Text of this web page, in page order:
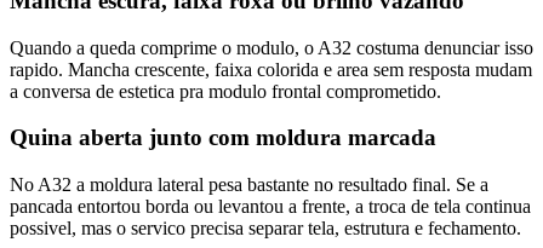
Quando a queda comprime o modulo, o A32 costuma denunciar isso
rapido. Mancha crescente, faixa colorida e area sem resposta mudam
a conversa de estetica pra modulo frontal comprometido.
Quina aberta junto com moldura marcada
No A32 a moldura lateral pesa bastante no resultado final. Se a
pancada entortou borda ou levantou a frente, a troca de tela continua
possivel, mas o servico precisa separar tela, estrutura e fechamento.